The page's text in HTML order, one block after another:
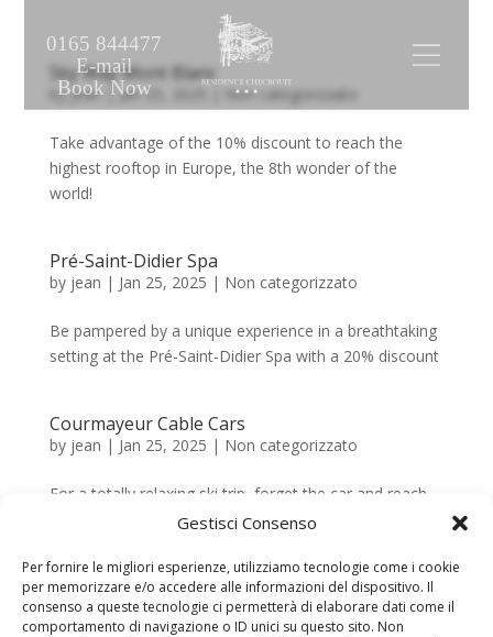
Gestisci Consenso
Per fornire le migliori esperienze, utilizziamo tecnologie come i cookie
per memorizzare e/o accedere alle informazioni del dispositivo. Il
consenso a queste tecnologie ci permetterà di elaborare dati come il
comportamento di navigazione o ID unici su questo sito. Non
0165 844477
E-mail
Book Now
Sky Way Mont Blanc
byjean|Jan 25, 2025 Non categorizzato
Take advantage of the 10% discount to reach the
highest rooftop in Europe, the 8th wonder of the
world!
Pré-Saint-Didier Spa
by jean | Jan 25, 2025 | Non categorizzato
Be pampered by a unique experience in a breathtaking
setting at the Pré-Saint-Didier Spa with a 20% discount
Courmayeur Cable Cars
by jean | Jan 25, 2025 | Non categorizzato
For a totally relaxing ski trip, forget the car and reach
the Courmayeur Mont-Blanc cable cars just 350 m
Search